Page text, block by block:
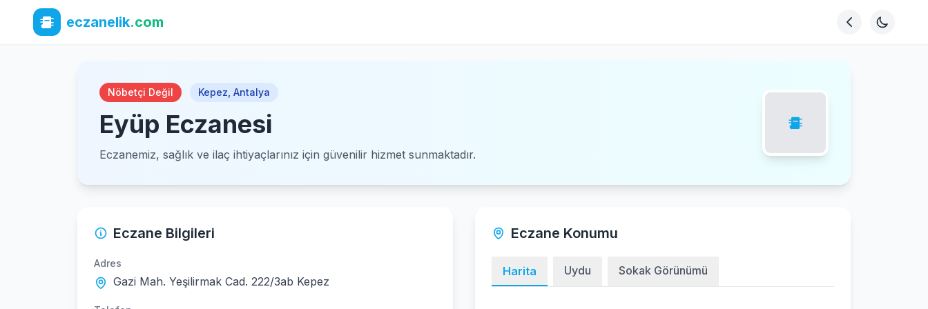
eczanelik.com
Nöbetçi Değil Kepez Antalya
Eyüp Eczanesi
Eczanemiz, sağlık ve ilaç ihtiyaçlarınız için güvenilir hizmet sunmaktadır.
Eczane Bilgileri
Adres
Gazi Mah. Yeşilirmak Cad. 222/3ab Kepez
Eczane Konumu
Harita Uydu Sokak Görünümü